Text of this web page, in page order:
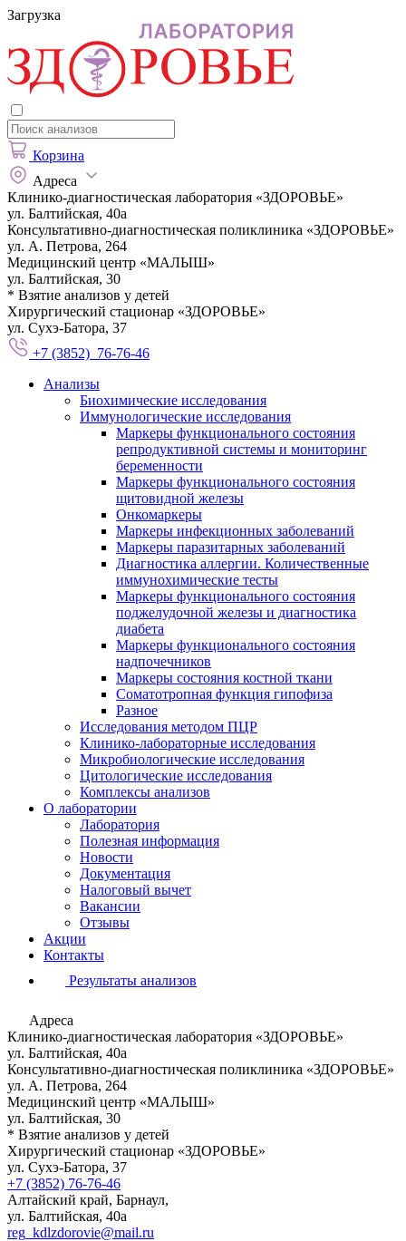
Загрузка
Корзина
Адреса
Клинико-диагностическая лаборатория «ЗДОРОВЬЕ»
ул. Балтийская, 40а
Консультативно-диагностическая поликлиника «ЗДОРОВЬЕ»
ул. А. Петрова, 264
Медицинский центр «МАЛЫШ»
ул. Балтийская, 30
* Взятие анализов у детей
Хирургический стационар «ЗДОРОВЬЕ»
ул. Сухэ-Батора, 37
+7 (3852) 76-76-46
Анализы
Биохимические исследования
Иммунологические исследования
Маркеры функционального состояния
репродуктивной системы и мониторинг
беременности
Маркеры функционального состояния
щитовидной железы
Онкомаркеры
Маркеры инфекционных заболеваний
Маркеры паразитарных заболеваний
Диагностика аллергии. Количественные
иммунохимические тесты
Маркеры функционального состояния
поджелудочной железы и диагностика
диабета
Маркеры функционального состояния
надпочечников
Маркеры состояния костной ткани
Соматотропная функция гипофиза
Разное
Исследования методом ПЦР
Клинико-лабораторные исследования
Микробиологические исследования
Цитологические исследования
Комплексы анализов
О лаборатории
Лаборатория
Полезная информация
Новости
Документация
Налоговый вычет
Вакансии
Отзывы
Акции
Контакты
Результаты анализов
Адреса
Клинико-диагностическая лаборатория «ЗДОРОВЬЕ»
ул. Балтийская, 40а
Консультативно-диагностическая поликлиника «ЗДОРОВЬЕ»
ул. А. Петрова, 264
Медицинский центр «МАЛЫШ»
ул. Балтийская, 30
* Взятие анализов у детей
Хирургический стационар «ЗДОРОВЬЕ»
ул. Сухэ-Батора, 37
+7 (3852) 76-76-46
Алтайский край, Барнаул,
ул. Балтийская, 40а
reg_kdlzdorovie@mail.ru